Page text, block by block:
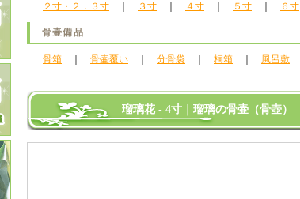
２寸・２．３寸 ３寸 ４寸 ５寸 ６寸
骨壷備品
骨箱 骨壷覆い 分骨袋 桐箱 風呂敷
瑠璃花 - 4寸｜瑠璃の骨壷（骨壺）